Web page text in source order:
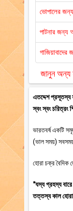
ভোপালের
পাটনার জন্য
জানুন অন্য
এতদ্দেশ প্রসূতস্য
স্বং স্বং চরিত্রং
ভারতবর্ষ একটি
(ভাল সময়)
হোরা চক্র বৈদিক
"যস্য গ্রহস্য বারে
তত্তস্য কাল